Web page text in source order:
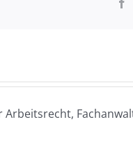
Arbeitsrecht,